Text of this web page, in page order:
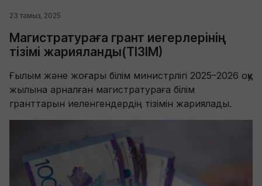
23 тамыз, 2025
Магистратураға грант иегерлерінің
тізімі жарияланды(ТІЗІМ)
Ғылым және жоғары білім министрлігі 2025–2026 оқу
жылына арналған магистратураға білім
гранттарын иеленгендердің тізімін жариялады.